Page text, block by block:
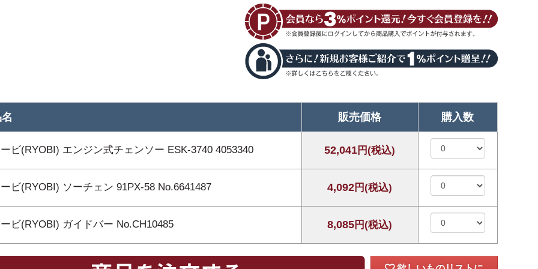
販売価格 購入数
ービ(RYOBI) エンジン式チェンソー ESK-3740 4053340 52,041円(税込)
ービ(RYOBI) ソーチェン 91PX-58 No.6641487 4,092円(税込)
ービ(RYOBI) ガイドバー No.CH10485 8,085円(税込)